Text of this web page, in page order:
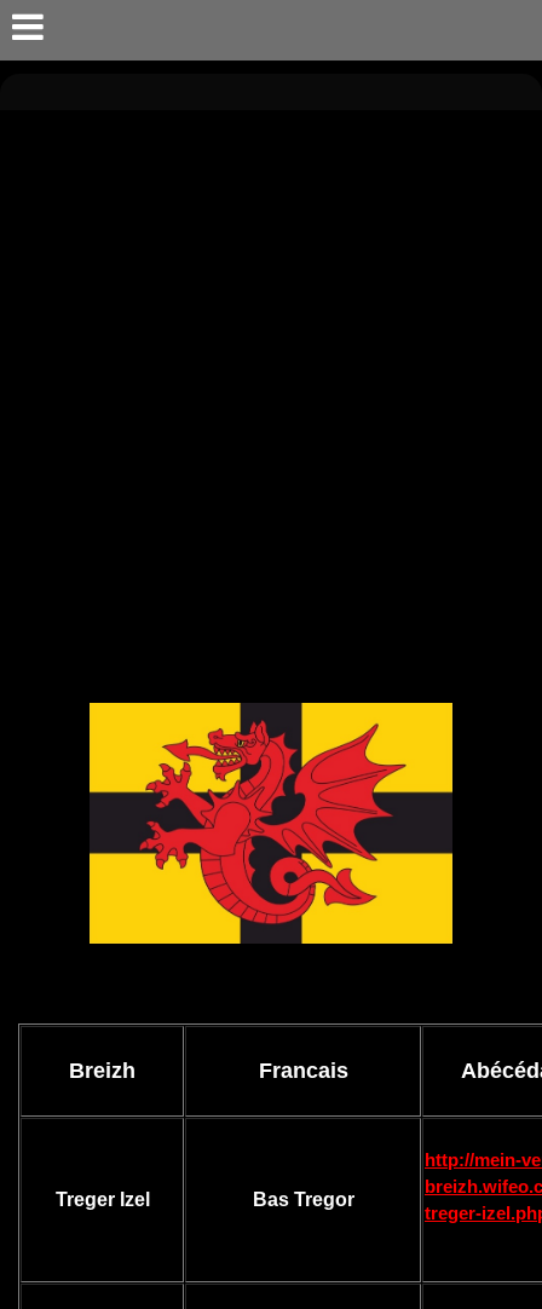
Breizh Francais
Treger Izel Bas Tregor
http://mein-
treger-